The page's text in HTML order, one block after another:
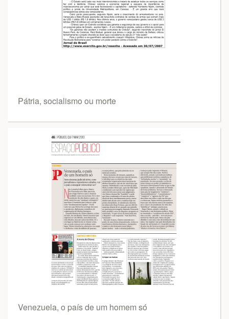
Pátria, socialismo ou morte
Venezuela, o país de um homem só